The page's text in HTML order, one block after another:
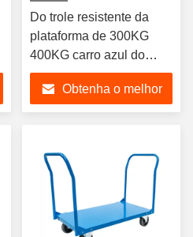
Do trole resistente da
plataforma de 300KG
400KG carro azul do
impulso do caminhão de
mão Obtenha o melhor